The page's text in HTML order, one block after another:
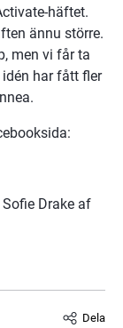
häftet.
ännu större.
men vi får ta
har fått fler
Drake af
Dela